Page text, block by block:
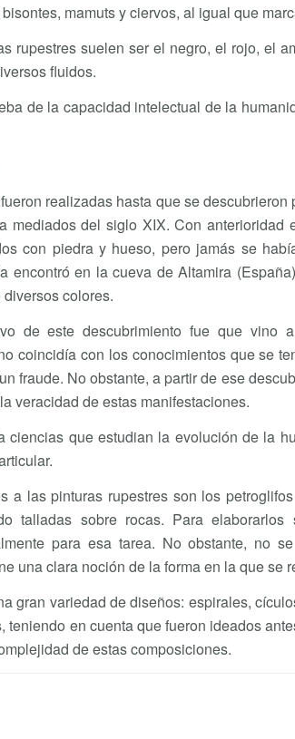
mamuts y ciervos, al igual que
rupestres suelen ser el negro, el rojo, el
fluidos.
de la capacidad intelectual de la
realizadas hasta que se
mediados del siglo XIX. Con anterioridad
con piedra y hueso, pero jamás se
encontró en la cueva de Altamira
colores.
de este descubrimiento fue que vino
coincidía con los conocimientos que se
fraude. No obstante, a partir de ese
veracidad de estas manifestaciones.
ciencias que estudian la evolución de la
a las pinturas rupestres son los
talladas sobre rocas. Para
para esa tarea. No obstante, no
una clara noción de la forma en la que se
gran variedad de diseños: espirales,
teniendo en cuenta que fueron ideados
de estas composiciones.